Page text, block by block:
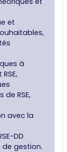
et
à
RSE,
avec la
DD
gestion.